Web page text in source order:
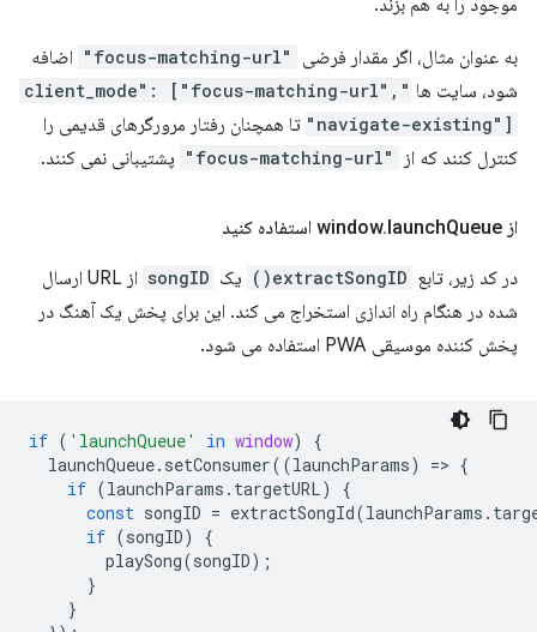
موجود را به هم بزند.
به عنوان مثال، اگر مقدار فرضی "focus-matching-url"
اضافه
شود، سایت ها
"client_mode": ["focus-matching-url",
"navigate-existing"] تا همچنان رفتار مرورگرهای قدیمی را
کنترل کنند که از
"focus-matching-url" پشتیبانی نمی کنند.
از window .launchQueue استفاده کنید
در کد زیر، تابع extractSongID() یک songID
از URL ارسال
شده در هنگام راه اندازی استخراج می کند. این برای پخش یک آهنگ در
پخش کننده موسیقی PWA استفاده می شود.
if ( 'launchQueue' in window)
{
launchQueue. setConsumer((launchParams) => {
if (launchParams . targetURL)
{
const songID = extractSongId(launchParams .
if (songID)
{
playSong(songID);
}
}